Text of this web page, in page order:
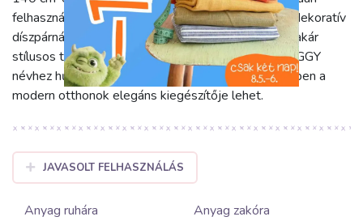
felhasználható. Ideális választás bútorhuzatokhoz, dekoratív
díszpárnákhoz, vastag sötétítőfüggönyökhöz vagy akár
stílusos táskák és kiegészítők készítéséhez. A HUGGY
névhez hűen ölelő, kényelmes érzetet nyújt, miközben a
modern otthonok elegáns kiegészítője lehet.
JAVASOLT FELHASZNÁLÁS
Anyag ruhára
Anyag zakóra